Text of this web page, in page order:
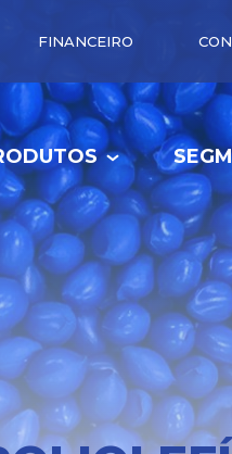
FINANCEIRO